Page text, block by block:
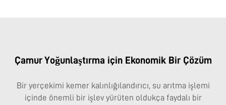
Çamur Yoğunlaştırma için Ekonomik Bir Çözüm
Bir yerçekimi kemer kalınlığılandırıcı, su arıtma işlemi
içinde önemli bir işlev yürüten oldukça faydalı bir